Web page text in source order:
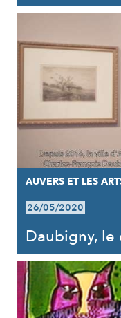
AUVERS ET LES
26/05/2020
Daubigny,